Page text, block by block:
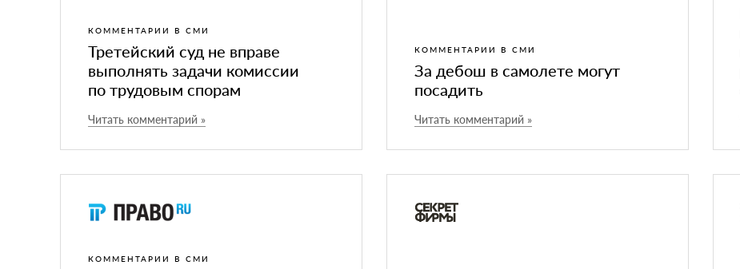
КОММЕНТАРИИ В СМИ
Третейский суд не вправе
выполнять задачи комиссии
по трудовым спорам
Читать комментарий »
КОММЕНТАРИИ В СМИ
За дебош в самолете могут
посадить
Читать комментарий »
КОММЕНТАРИИ В СМИ